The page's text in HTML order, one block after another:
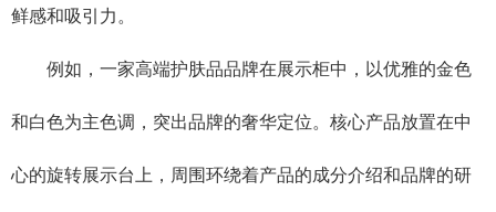
鲜感和吸引力。
例如，一家高端护肤品品牌在展示柜中，以优雅的金色
和白色为主色调，突出品牌的奢华定位。核心产品放置在中
心的旋转展示台上，周围环绕着产品的成分介绍和品牌的研